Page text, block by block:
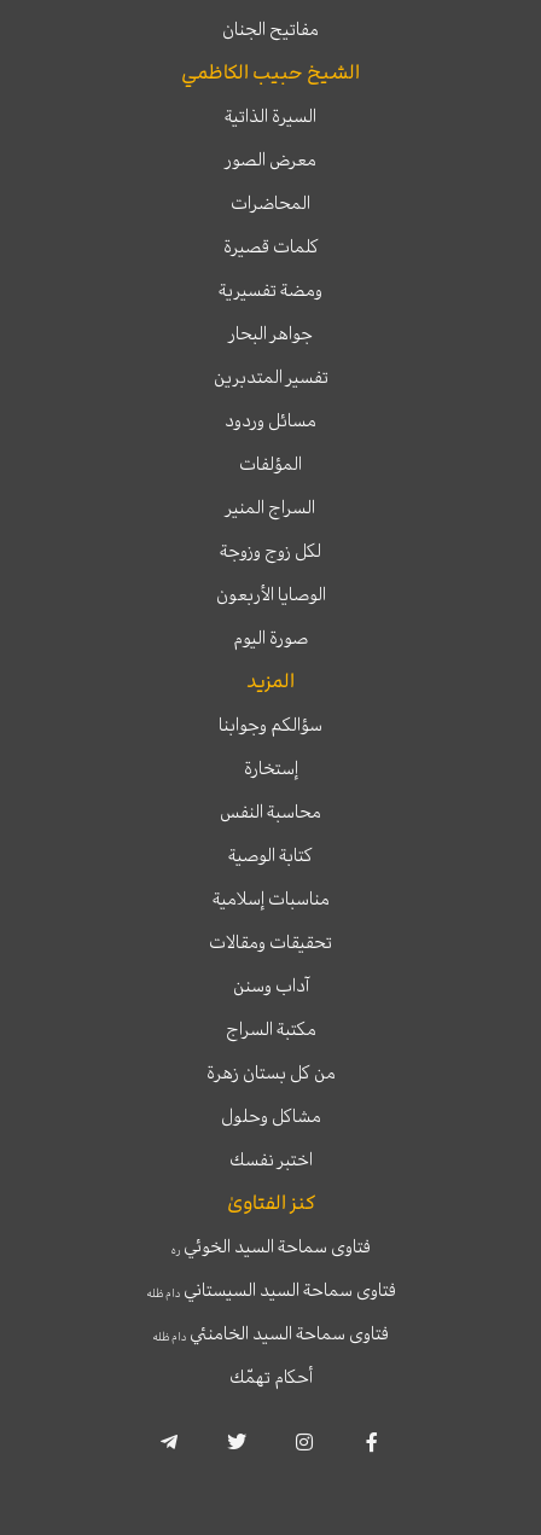
مفاتيح الجنان
الشيخ حبيب الكاظمي
السيرة الذاتية
معرض الصور
المحاضرات
كلمات قصيرة
ومضة تفسيرية
جواهر البحار
تفسير المتدبرين
مسائل وردود
المؤلفات
السراج المنير
لكل زوج وزوجة
الوصايا الأربعون
صورة اليوم
المزيد
سؤالكم وجوابنا
إستخارة
محاسبة النفس
كتابة الوصية
مناسبات إسلامية
تحقيقات ومقالات
آداب وسنن
مكتبة السراج
من كل بستان زهرة
مشاكل وحلول
اختبر نفسك
كنز الفتاوىٰ
فتاوى سماحة السيد الخوئيره
فتاوى سماحة السيد السيستانيدام ظله
فتاوى سماحة السيد الخامنئي دام ظله
أحكام تهمّك
a
c
s
i
l